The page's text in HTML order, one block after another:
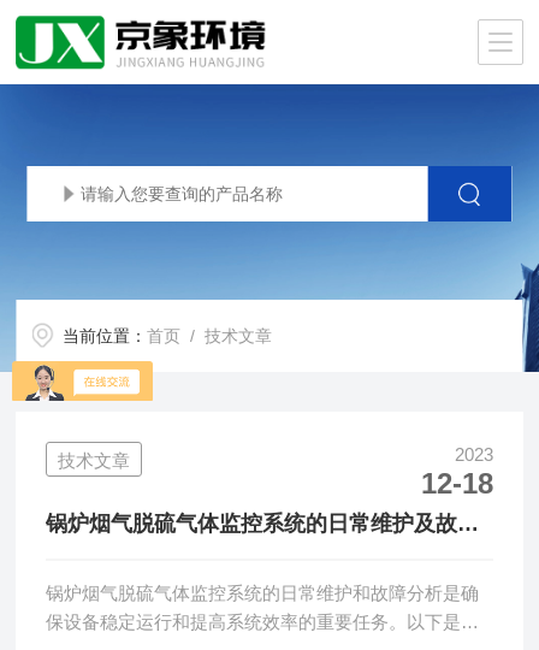
当前位置：首页 / 技术文章
技术文章 2023
12-18
锅炉烟气脱硫气体监控系统的日常维护及故障
锅炉烟气脱硫气体监控系统的日常维护和故障分析是确
保设备稳定运行和提高系统效率的重要任务。以下是一